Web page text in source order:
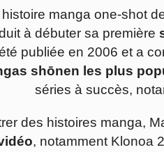
manga one-shot
à débuter sa première
publiée en 2006 et a
shōnen les plus
séries à succès,
des histoires manga,
, notamment Klonoa